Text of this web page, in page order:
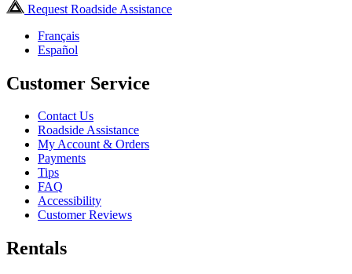
Request Roadside Assistance
Français
Español
Customer Service
Contact Us
Roadside Assistance
My Account & Orders
Payments
Tips
FAQ
Accessibility
Customer Reviews
Rentals